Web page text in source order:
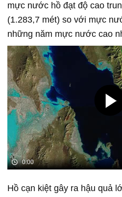
mực nước hồ đạt độ cao
(1.283,7 mét) so với mực
những năm mực nước cao
0:00
Hồ cạn kiệt gây ra hậu quả